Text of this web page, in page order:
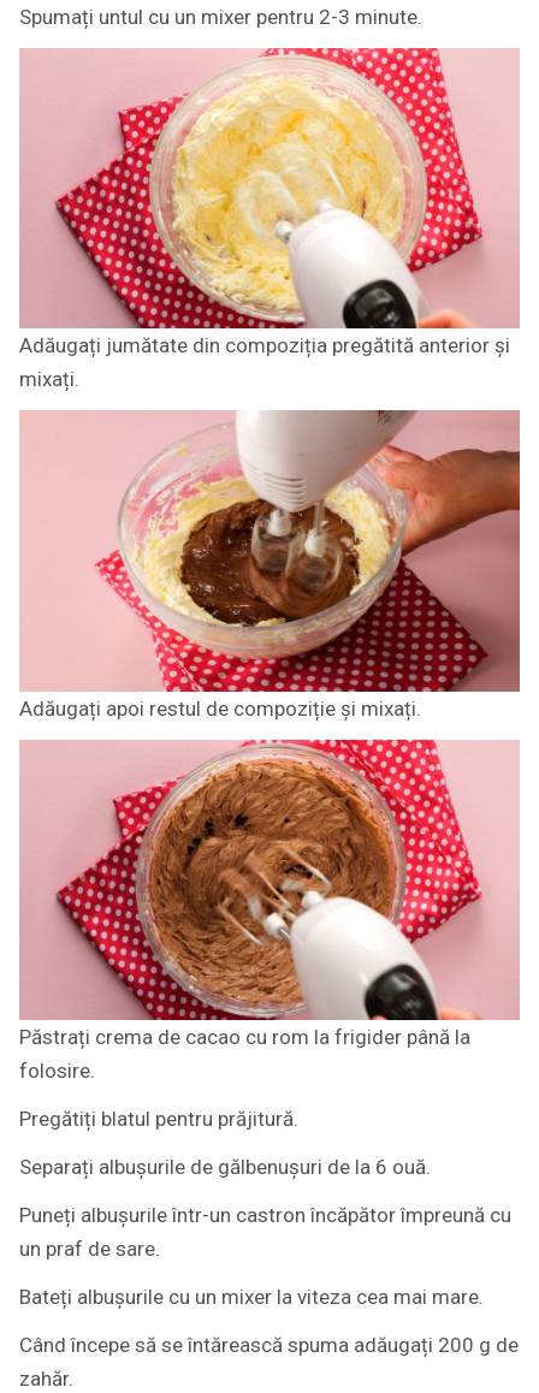
Spumați untul cu un mixer pentru 2-3 minute.
Adăugați jumătate din compoziția pregătită anterior și
mixați.
Adăugați apoi restul de compoziție și mixați.
Păstrați crema de cacao cu rom la frigider până la
folosire.
Pregătiți blatul pentru prăjitură.
Separați albușurile de gălbenușuri de la 6 ouă.
Puneți albușurile într-un castron încăpător împreună cu
un praf de sare.
Bateți albușurile cu un mixer la viteza cea mai mare.
Când începe să se întărească spuma adăugați 200 g de
zahăr.